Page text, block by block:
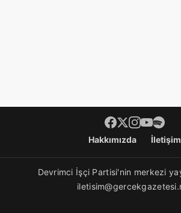
Footer menüHakkımızda İletişim
Devrimci İşçi Partisi'nin merkezi